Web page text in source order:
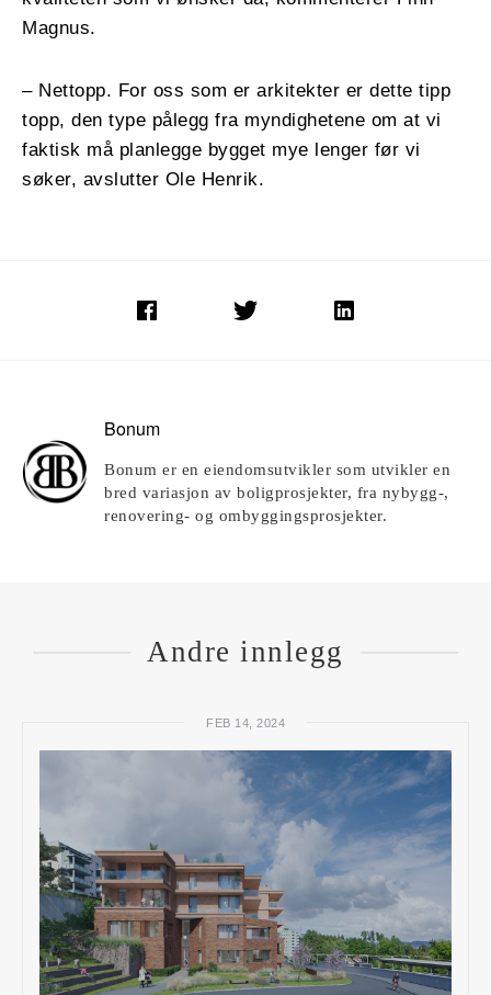
Magnus.
– Nettopp. For oss som er arkitekter er dette tipp
topp, den type pålegg fra myndighetene om at vi
faktisk må planlegge bygget mye lenger før vi
søker, avslutter Ole Henrik.
Bonum
Bonum er en eiendomsutvikler som utvikler en
bred variasjon av boligprosjekter, fra nybygg-,
renovering- og ombyggingsprosjekter.
Andre innlegg
FEB 14, 2024